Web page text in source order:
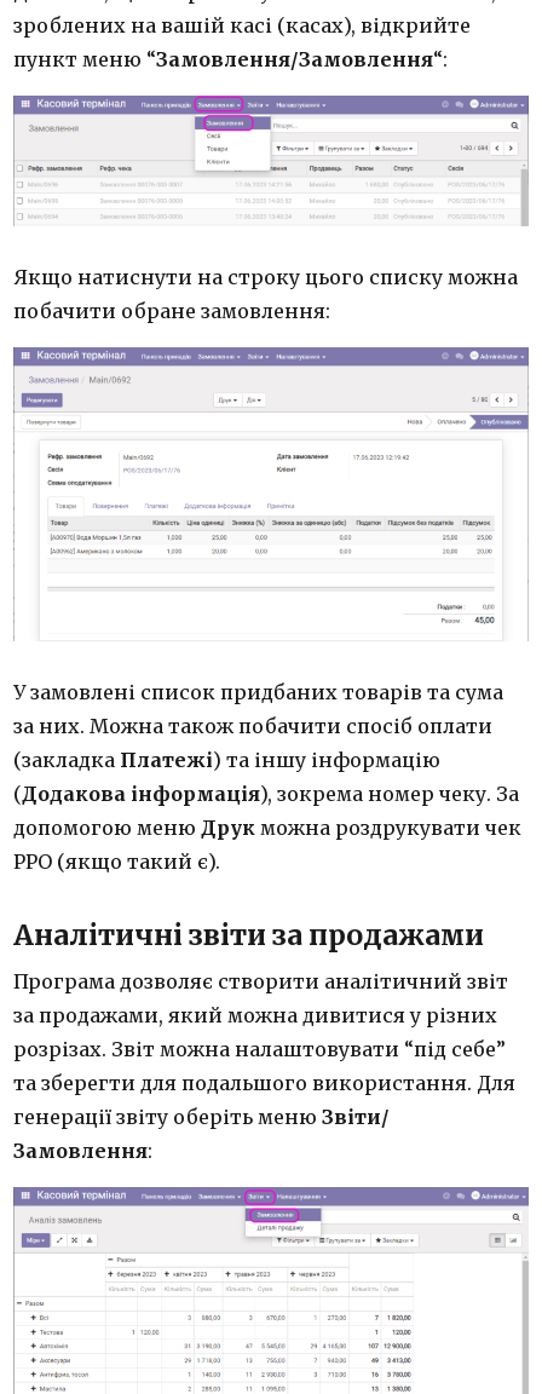
зроблених на вашій касі (касах), відкрийте
пункт меню “Замовлення/Замовлення“:
Якщо натиснути на строку цього списку можна
побачити обране замовлення:
У замовлені список придбаних товарів та сума
за них. Можна також побачити спосіб оплати
(закладка Платежі) та іншу інформацію
(Додакова інформація), зокрема номер чеку. За
допомогою менюДрук можна роздрукувати чек
РРО (якщо такий є).
Аналітичні звіти за продажами
Програма дозволяє створити аналітичний звіт
за продажами, який можна дивитися у різних
розрізах. Звіт можна налаштовувати “під себе”
та зберегти для подальшого використання. Для
генерації звіту оберіть менюЗвіти/
Замовлення: